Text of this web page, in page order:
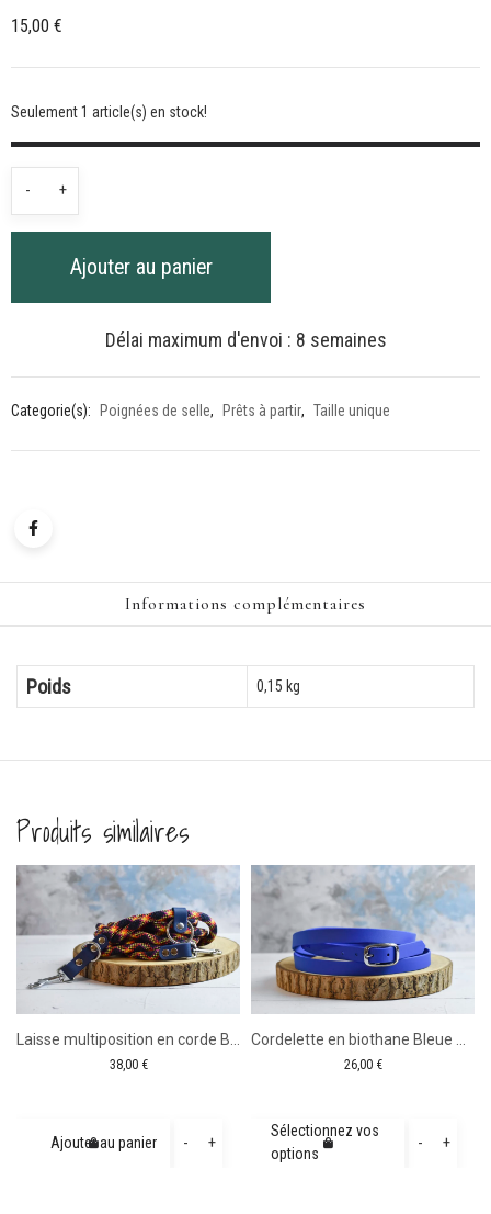
15,00 €
Seulement 1 article(s) en stock!
-
quantité
de
selle
+
Ajouter au panier
Délai maximum d'envoi : 8 semaines
Categorie(s): Poignées de selle, Prêts à partir, Taille unique
Informations complémentaires
Poids 0,15 kg
Produits similaires
38,00 €
Ajouter au panier -
quantité
+
26,00 €
Sélectionnez vos
options
- +